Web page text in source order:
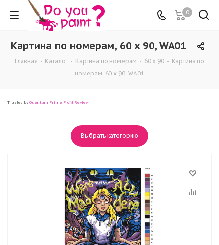
0
Картина по номерам, 60 x 90, WA01
Главная - Каталог - Картина по номерам - 60 x 90 - Картина по
номерам, 60 x 90, WA01
Trusted by Quantum Prime Profit Review
Выбрать категорию